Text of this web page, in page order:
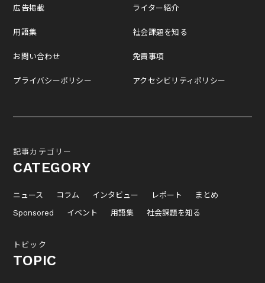
広告掲載
用語集
お問い合わせ
プライバシーポリシー
ライター紹介
社会課題を知る
免責事項
アクセシビリティポリシー
記事カテゴリー
CATEGORY
ニュース コラム インタビュー レポート
まとめ
Sponsored
イベント 用語集 社会課題を知る
トピック
TOPIC